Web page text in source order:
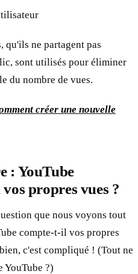
qu'ils ne partagent pas
sont utilisés pour éliminer
du nombre de vues.
créer une nouvelle
: YouTube
propres vues ?
que nous voyons tout
compte-t-il vos propres
c'est compliqué ! (Tout ne
YouTube ?)